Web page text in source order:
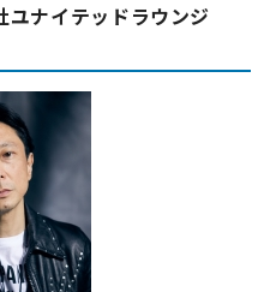
ナイテッドラウンジ